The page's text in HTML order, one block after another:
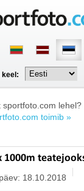
keel:
sportfoto.com
toimib »
1000m
18.10.2018